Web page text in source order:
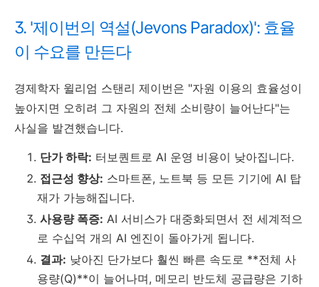
3. '제이번의 역설(Jevons Paradox)': 효율
이 수요를 만든다
경제학자 윌리엄 스탠리 제이번은 "자원 이용의 효율성이
높아지면 오히려 그 자원의 전체 소비량이 늘어난다"는
사실을 발견했습니다.
단가 하락: 터보퀀트로 AI 운영 비용이 낮아집니다.
접근성 향상: 스마트폰, 노트북 등 모든 기기에 AI 탑
재가 가능해집니다.
사용량 폭증: AI 서비스가 대중화되면서 전 세계적으
로 수십억 개의 AI 엔진이 돌아가게 됩니다.
결과: 낮아진 단가보다 훨씬 빠른 속도로 **전체 사
용량(Q)**이 늘어나며, 메모리 반도체 공급량은 기하